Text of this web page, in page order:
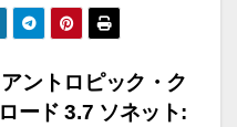
アントロピック・ク
ロード 3.7 ソネット: